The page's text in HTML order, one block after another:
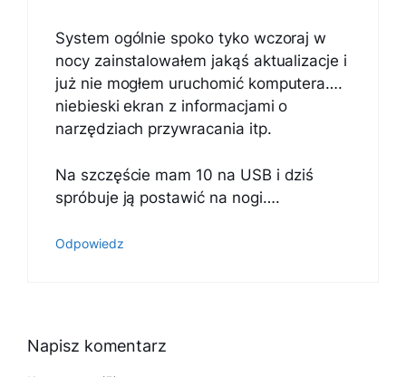
System ogólnie spoko tyko wczoraj w
nocy zainstalowałem jakąś aktualizacje i
już nie mogłem uruchomić komputera….
niebieski ekran z informacjami o
narzędziach przywracania itp.
Na szczęście mam 10 na USB i dziś
spróbuje ją postawić na nogi….
Odpowiedz
Napisz komentarz